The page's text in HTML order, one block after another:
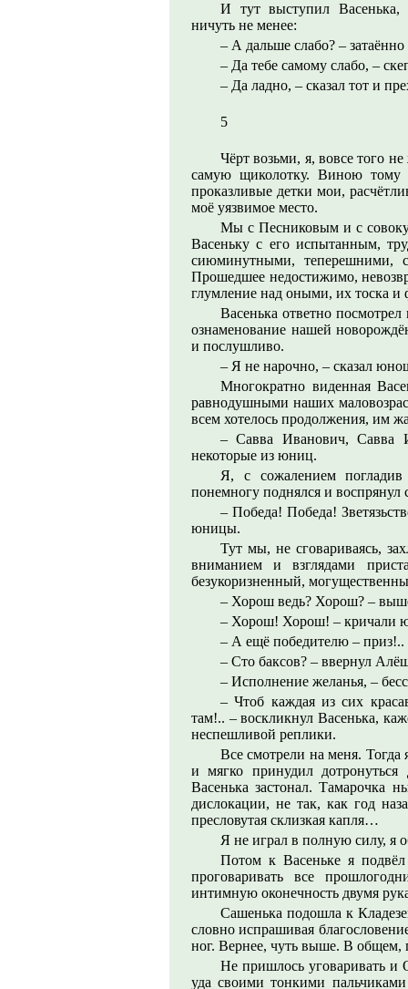
И тут выступил Васенька,
ничуть не менее:
– А дальше слабо? – затаённо
– Да тебе самому слабо, –
– Да ладно, – сказал тот и
5
Чёрт возьми, я, вовсе того
самую щиколотку. Виною тому
проказливые детки мои,
моё уязвимое место.
Мы с Песниковым и с
Васеньку с его испытанным,
сиюминутными, теперешними,
Прошедшее недостижимо,
глумление над оными, их тоска и
Васенька ответно
ознаменование нашей
и послушливо.
– Я не нарочно, – сказал
Многократно виденная
равнодушными наших
всем хотелось продолжения, им
– Савва Иванович, Савва
некоторые из юниц.
Я, с сожалением
понемногу поднялся и воспрянул
– Победа! Победа!
юницы.
Тут мы, не сговариваясь,
вниманием и взглядами
безукоризненный,
– Хорош ведь? Хорош? –
– Хорош! Хорош! – кричали
– А ещё победителю – приз!..
– Сто баксов? – ввернул
– Исполнение желанья, –
– Чтоб каждая из сих
там!.. – воскликнул Васенька,
неспешливой реплики.
Все смотрели на меня. Тогда
и мягко принудил дотронуться
Васенька застонал. Тамарочка
дислокации, не так, как год
пресловутая склизкая капля…
Я не играл в полную силу, я
Потом к Васеньке я
проговаривать все
интимную оконечность двумя
Сашенька подошла к
словно испрашивая
ног. Вернее, чуть выше. В общем,
Не пришлось уговаривать и
уда своими тонкими